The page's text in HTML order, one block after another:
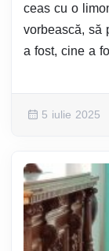
ceas cu o
vorbească, să
a fost, cine a
5 iulie 2025